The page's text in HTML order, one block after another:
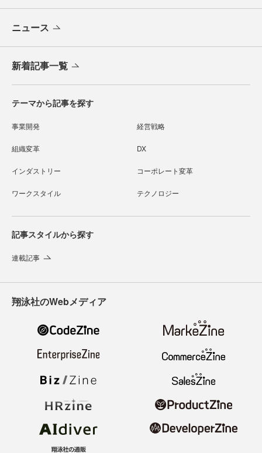
ニュース
新着記事一覧
テーマから記事を探す
事業開発 経営戦略
組織変革 DX
インダストリー コーポレート変革
ワークスタイル テクノロジー
記事スタイルから探す
連載記事
翔泳社のWebメディア